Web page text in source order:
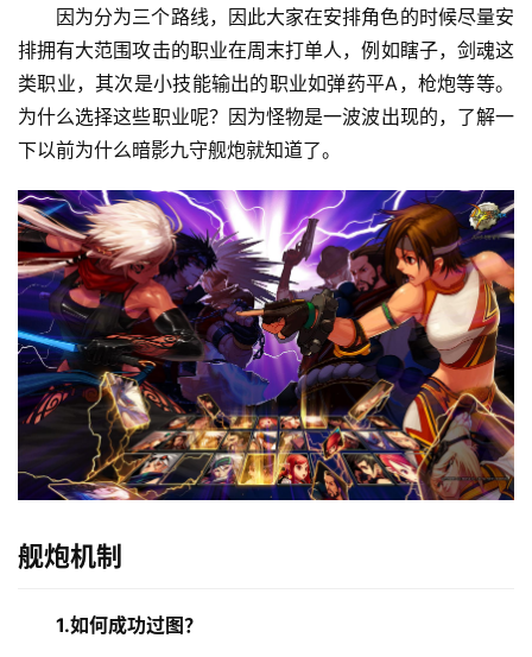
因为分为三个路线，因此大家在安排角色的时候尽量安
排拥有大范围攻击的职业在周末打单人，例如瞎子，剑魂这
类职业，其次是小技能输出的职业如弹药平A，枪炮等等。
为什么选择这些职业呢？因为怪物是一波波出现的，了解一
下以前为什么暗影九守舰炮就知道了。
舰炮机制
1.如何成功过图？